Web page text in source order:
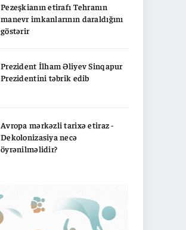
Pezeşkianın etirafı Tehranın
manevr imkanlarının daraldığını
göstərir
Prezident İlham Əliyev Sinqapur
Prezidentini təbrik edib
Avropa mərkəzli tarixə etiraz -
Dekolonizasiya necə
öyrənilməlidir?